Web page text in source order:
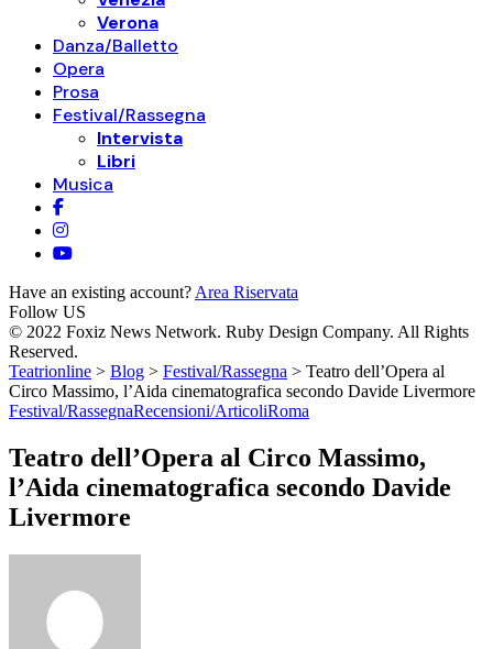
Verona
Danza/Balletto
Opera
Prosa
Festival/Rassegna
Intervista
Libri
Musica
Have an existing account? Area Riservata
Follow US
© 2022 Foxiz News Network. Ruby Design Company. All Rights
Reserved.
Teatrionline > Blog > Festival/Rassegna > Teatro dell’Opera al
Circo Massimo, l’Aida cinematografica secondo Davide Livermore
Festival/RassegnaRecensioni/ArticoliRoma
Teatro dell’Opera al Circo Massimo,
l’Aida cinematografica secondo Davide
Livermore